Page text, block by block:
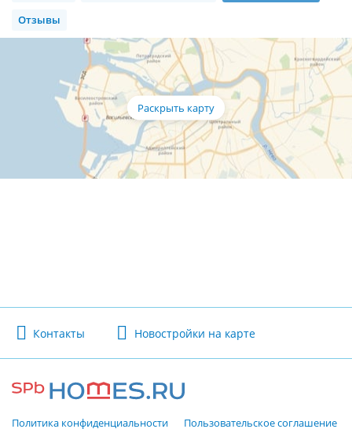
Отзывы
Контакты Новостройки на карте
Политика конфиденциальности Пользовательское соглашение